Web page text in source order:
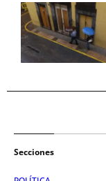
Secciones